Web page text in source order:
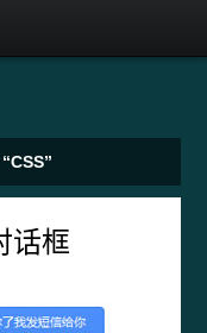
话框